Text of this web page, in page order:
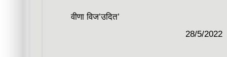
वीणा विज’उदित’
28/5/2022